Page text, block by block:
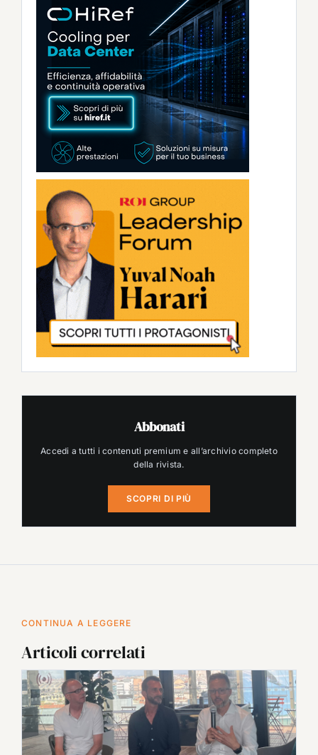
Abbonati
Accedi a tutti i contenuti premium e all’archivio completo
della rivista.
SCOPRI DI PIÙ
CONTINUA A LEGGERE
Articoli correlati